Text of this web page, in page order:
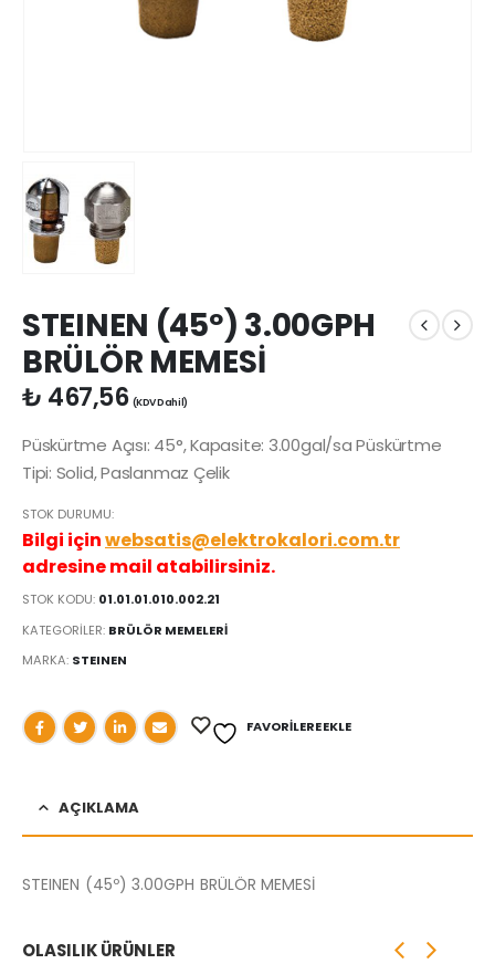
STEINEN (45º) 3.00GPH
BRÜLÖR MEMESİ
₺ 467,56(KDV Dahil)
Püskürtme Açısı: 45°, Kapasite: 3.00gal/sa Püskürtme
Tipi: Solid, Paslanmaz Çelik
STOK DURUMU:
Bilgi içinwebsatis@elektrokalori.com.tr
adresine mail atabilirsiniz.
STOK KODU: 01.01.01.010.002.21
KATEGORILER: BRÜLÖR MEMELERİ
MARKA: STEINEN
FAVORILERE EKLE
AÇIKLAMA
STEINEN (45º) 3.00GPH BRÜLÖR MEMESİ
OLASILIK ÜRÜNLER